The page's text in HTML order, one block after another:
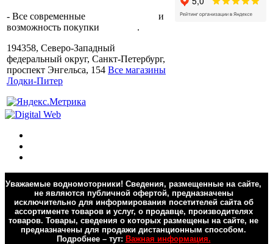
- Все современные
и
возможность покупки
.
194358, Северо-Западный
федеральный округ, Санкт-Петербург,
проспект Энгельса, 154 Все магазины
Лодки-Питер
Уважаемые водномоторники! Сведения, размещенные на сайте,
не являются публичной офертой, предназначены
исключительно для информирования посетителей сайта об
ассортименте товаров и услуг, о продавце, производителях
товаров. Товары, сведения о которых размещены на сайте, не
предназначены для продажи дистанционным способом.
Подробнее – тут: Важная информация.